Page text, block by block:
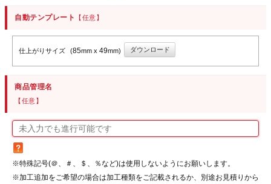
自動テンプレート 【任意】
仕上がりサイズ (85mm x 49mm) ダウンロード
商品管理名
【任意】
※特殊記号(＠、＃、＄、％など)は使用しないようにお願いします。
※加工追加をご希望の場合は加工種類をご記載されるか、別途お見積りから